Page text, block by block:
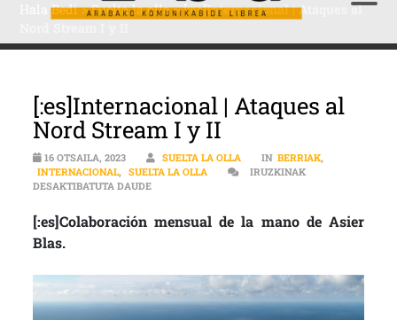
Hala Bedi>Suelta la olla>[:es]Internacional | Ataques al
[:es]Internacional | Ataques al
Nord Stream I y II
16 OTSAILA, 2023 SUELTA LA OLLA IN BERRIAK,
INTERNACIONAL, SUELTA LA OLLA
IRUZKINAK
DESAKTIBATUTA DAUDE[:ES]INTERNACIONAL | ATAQUES AL NORD
[:es]Colaboración mensual de la mano de Asier
Blas.